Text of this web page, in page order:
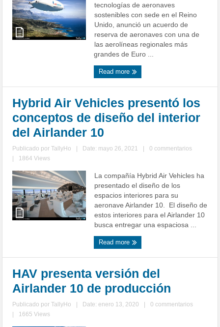
tecnologías de aeronaves
sostenibles con sede en el Reino
Unido, anunció un acuerdo de
reserva de aeronaves con una de
las aerolíneas regionales más
grandes de Euro ...
Read more
Hybrid Air Vehicles presentó los
conceptos de diseño del interior
del Airlander 10
Publicado porTallyHo Date: mayo 26, 2021
0 commentarios
1864 Views
La compañía Hybrid Air Vehicles ha
presentado el diseño de los
espacios interiores para su
aeronave Airlander 10. El diseño de
estos interiores para el Airlander 10
busca entregar una espaciosa ...
Read more
HAV presenta versión del
Airlander 10 de producción
Publicado porTallyHo Date: enero 13, 2020
0 commentarios
1665 Views